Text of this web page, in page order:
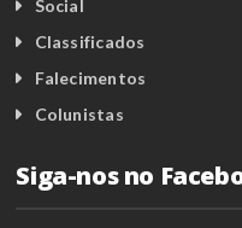
Social
Classificados
Falecimentos
Colunistas
Siga-nos no